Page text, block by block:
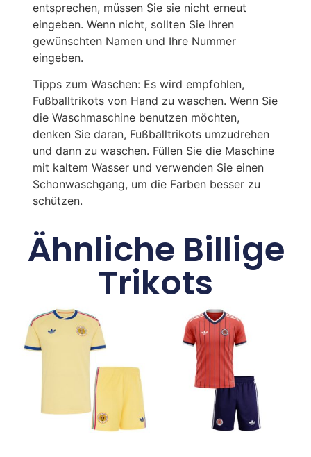
entsprechen, müssen Sie sie nicht erneut
eingeben. Wenn nicht, sollten Sie Ihren
gewünschten Namen und Ihre Nummer
eingeben.
Tipps zum Waschen: Es wird empfohlen,
Fußballtrikots von Hand zu waschen. Wenn Sie
die Waschmaschine benutzen möchten,
denken Sie daran, Fußballtrikots umzudrehen
und dann zu waschen. Füllen Sie die Maschine
mit kaltem Wasser und verwenden Sie einen
Schonwaschgang, um die Farben besser zu
schützen.
Ähnliche Billige
Trikots